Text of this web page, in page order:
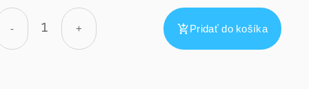
- + Pridať do košíka